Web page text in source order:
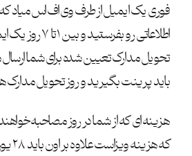
فوری یک ایمیل از طرف وی اف اس میاد
اطلاعاتی رو
تحویل مدارک تعیین شده برای شما
باید پرینت بگیرید و روز تحویل مدارک
که